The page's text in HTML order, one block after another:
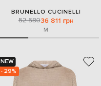
BRUNELLO CUCINELLI
52 58036 811 грн
M
NEW
- 29%